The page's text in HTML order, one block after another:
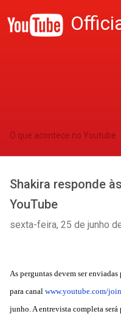
O que acontece no Youtube
Shakira responde
YouTube
sexta-feira, 25 de junho
As perguntas devem ser
para canal www.youtube.com/
junho. A entrevista completa será